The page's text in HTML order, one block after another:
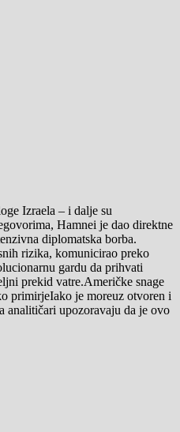
Izraela – i dalje su
Hamnei je dao direktne
diplomatska borba.
rizika, komunicirao preko
gardu da prihvati
prekid vatre.Američke snage
primirjeIako je moreuz otvoren i
analitičari upozoravaju da je ovo